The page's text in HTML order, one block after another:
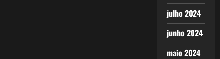
julho 2024
junho 2024
maio 2024